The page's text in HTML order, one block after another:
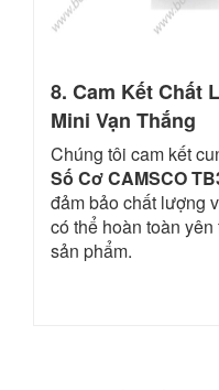
8. Cam Kết Chất
Mini Vạn Thắng
Chúng tôi cam kết
Số Cơ CAMSCO
đảm bảo chất lượng
có thể hoàn toàn
sản phẩm.